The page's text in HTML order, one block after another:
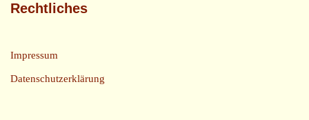
Rechtliches
Impressum
Datenschutzerklärung